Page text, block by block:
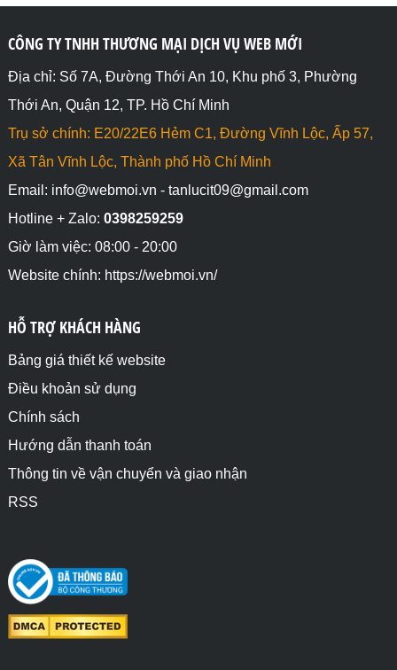
CÔNG TY TNHH THƯƠNG MẠI DỊCH VỤ WEB MỚI
Địa chỉ: Số 7A, Đường Thới An 10, Khu phố 3, Phường
Thới An, Quận 12, TP. Hồ Chí Minh
Trụ sở chính: E20/22E6 Hẻm C1, Đường Vĩnh Lộc, Ấp 57,
Xã Tân Vĩnh Lộc, Thành phố Hồ Chí Minh
Email: info@webmoi.vn - tanlucit09@gmail.com
Hotline + Zalo: 0398259259
Giờ làm việc: 08:00 - 20:00
Website chính: https://webmoi.vn/
HỖ TRỢ KHÁCH HÀNG
Bảng giá thiết kế website
Điều khoản sử dụng
Chính sách
Hướng dẫn thanh toán
Thông tin về vận chuyển và giao nhận
RSS